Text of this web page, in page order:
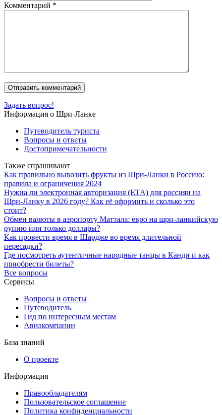
Комментарий *
Задать вопрос!
Информация о Шри-Ланке
Путеводитель туриста
Вопросы и ответы
Достопримечательности
Также спрашивают
Как правильно вывозить фрукты из Шри-Ланки в Россию:
правила и ограничения 2024
Нужна ли электронная авторизация (ETA) для россиян на
Шри-Ланку в 2026 году? Как её оформить и сколько это
стоит?
Обмен валюты в аэропорту Маттала: евро на шри-ланкийскую
рупию или только доллары?
Как провести время в Шардже во время длительной
пересадки?
Где посмотреть аутентичные народные танцы в Канди и как
приобрести билеты?
Все вопросы
Сервисы
Вопросы и ответы
Путеводитель
Гид по интересным местам
Авиакомпании
База знаний
О проекте
Информация
Правообладателям
Пользовательское соглашение
Политика конфиденциальности